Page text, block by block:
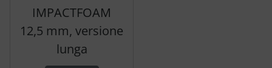
IMPACTFOAM
12,5 mm, versione
lunga